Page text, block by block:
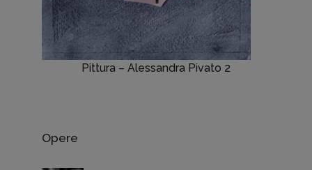
Pittura – Alessandra Pivato 2
Opere